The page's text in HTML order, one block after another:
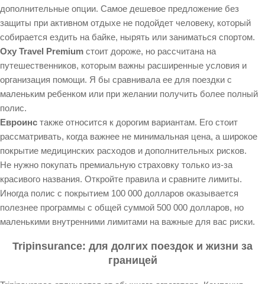
дополнительные опции. Самое дешевое предложение без
защиты при активном отдыхе не подойдет человеку, который
собирается ездить на байке, нырять или заниматься спортом.
Oxy Travel Premium стоит дороже, но рассчитана на
путешественников, которым важны расширенные условия и
организация помощи. Я бы сравнивала ее для поездки с
маленьким ребенком или при желании получить более полный
полис.
Евроинс также относится к дорогим вариантам. Его стоит
рассматривать, когда важнее не минимальная цена, а широкое
покрытие медицинских расходов и дополнительных рисков.
Не нужно покупать премиальную страховку только из-за
красивого названия. Откройте правила и сравните лимиты.
Иногда полис с покрытием 100 000 долларов оказывается
полезнее программы с общей суммой 500 000 долларов, но
маленькими внутренними лимитами на важные для вас риски.
Tripinsurance: для долгих поездок и жизни за
границей